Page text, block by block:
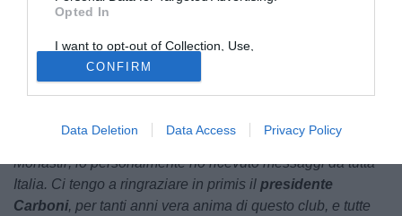
Opted In
I want to opt-out of Collection, Use,
Retention, Sale, and/or Sharing of my
Personal Data that Is Unrelated with the
Purposes for which it was collected.
Opted Out
CONFIRM
Data Deletion Data Access Privacy Policy
“Stiamo realizzando soltanto in questi giorni la portata
quant’altro, abbiamo vissuto dentro una sorta di bolla;
ragazzi, staff e società si stanno rendendo conto del
traguardo raggiunto, ci godiamo questa immensa
. Anche mediaticamente il nostro percorso ha
suscitato grande interesse, è motivo d’orgoglio per tutta
Monastir; io personalmente ho ricevuto messaggi da tutta
Italia. Ci tengo a ringraziare in primis il presidente
Carboni, per tanti anni vera anima di questo club, e tutte